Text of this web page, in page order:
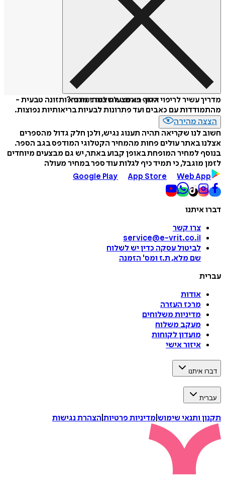
איזה פורמט לשלוח כמתנה?
מדריך עשיר לריפוי הגוף באמצעות צמחי מרפא ותזונה טבעית -
מהתמודדות עם כאבים ועד פתרונות לבעיות בריאותיות נפוצות.
הצצה מהירה
חשוב לנו שקריאה תהיה תענוג נגיש, ולכן חלק גדול מהספרים
אצלנו באתר עולים פחות מהמחיר הקטלוגי המודפס בגב הספר.
בנוסף למחיר המופחת באופן קבוע באתר, יש גם מבצעים מיוחדים
לזמן מוגבל, כי תמיד כיף לגלות עוד ספר במחיר מעולה
Google Play
App Store Web App
דברו איתנו
צרו קשר
service@e-vrit.co.il
לביטול עסקה כדין יש לשלוח
שם מלא, ת.ז ומס' הזמנה
עברית
אודות
מרכז העזרה
מדיניות משלוחים
מעקב משלוח
מועדון לקוחות
איזור אישי
דברו איתנו
עברית
תקנון ותנאי שימוש מדיניות פרטיות הצהרת נגישות